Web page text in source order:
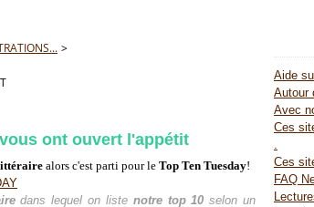
>
ont ouvert l'appétit
alors c'est parti pour le Top Ten Tuesday!
dans lequel on liste notre top 10 selon un
Aide
Autour
Avec
Ces
.
Ces
FAQ